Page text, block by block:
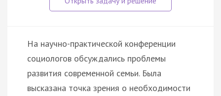
На научно-практической конференции
социологов обсуждались проблемы
развития современной семьи. Была
высказана точка зрения о необходимости